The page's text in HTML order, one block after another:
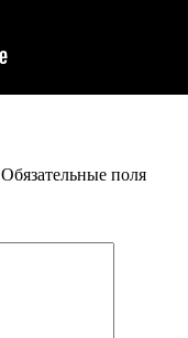
Обязательные поля